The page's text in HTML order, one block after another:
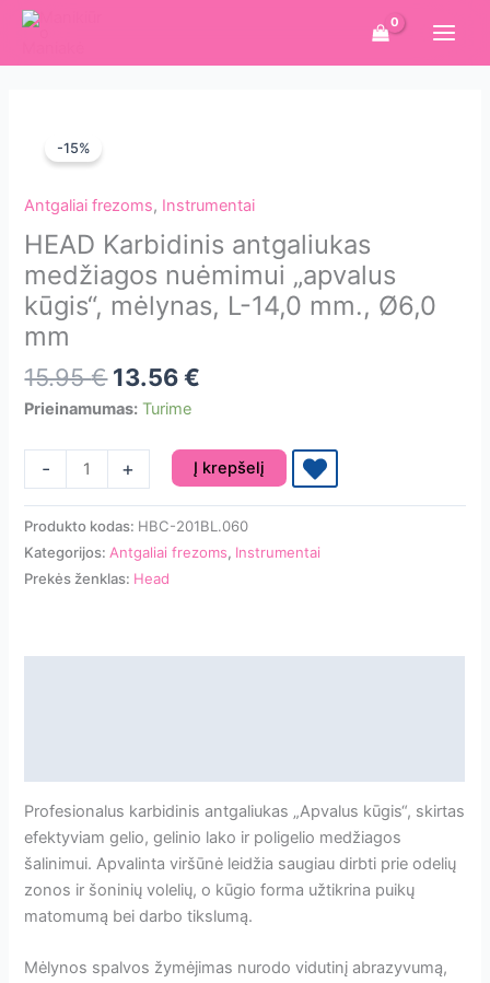
Pereiti
turinio
-15%
Antgaliai frezoms, Instrumentai
HEAD Karbidinis antgaliukas
medžiagos nuėmimui „apvalus
kūgis“, mėlynas, L-14,0 mm., Ø6,0
mm
15.95€ Original
price
15.95 €.
13.56€
13.56 €.
Prieinamumas: Turime
-
produkto
kiekis:
antgaliukas
Ø6,0
mm
+ Į krepšelį
Produkto kodas: HBC-201BL.060
Kategorijos:Antgaliai frezoms, Instrumentai
Prekės ženklas: Head
Profesionalus karbidinis antgaliukas „Apvalus kūgis“, skirtas
efektyviam gelio, gelinio lako ir poligelio medžiagos
šalinimui. Apvalinta viršūnė leidžia saugiau dirbti prie odelių
zonos ir šoninių volelių, o kūgio forma užtikrina puikų
matomumą bei darbo tikslumą.
Mėlynos spalvos žymėjimas nurodo vidutinį abrazyvumą,